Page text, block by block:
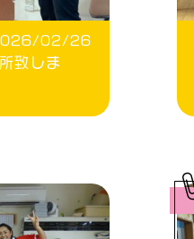
02/26
致しま